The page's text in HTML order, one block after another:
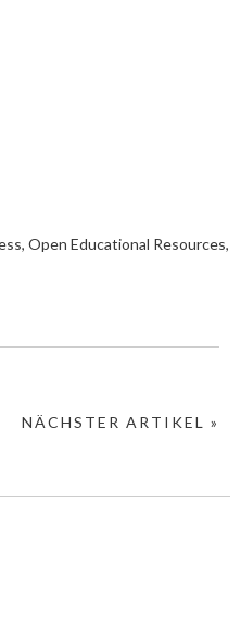
, Open Educational Resources,
NÄCHSTER ARTIKEL »